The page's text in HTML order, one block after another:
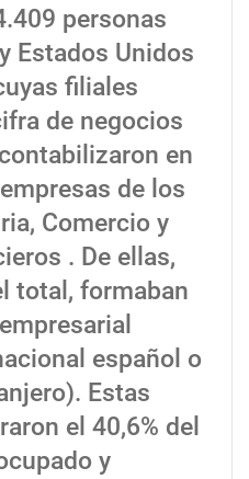
personas
Estados Unidos
filiales
de negocios
en
de los
Comercio y
. De ellas,
total, formaban
español o
Estas
el 40,6% del
y